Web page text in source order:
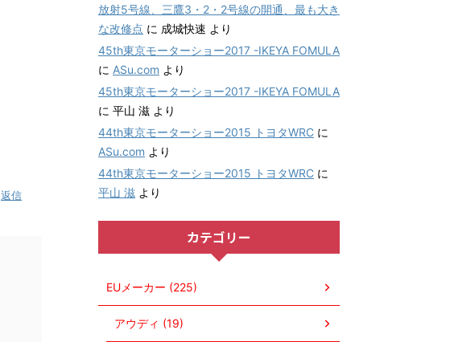
返信
放射5号線、三鷹3・2・2号線の開通、最も大き
な改修点 に 成城快速 より
45th東京モーターショー2017 -IKEYA FOMULA
に ASu.com より
45th東京モーターショー2017 -IKEYA FOMULA
に 平山 滋 より
44th東京モーターショー2015 トヨタWRC に
ASu.com より
44th東京モーターショー2015 トヨタWRC に
平山 滋 より
カテゴリー
EUメーカー (225)
アウディ (19)